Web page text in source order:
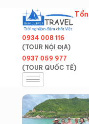
0934 008 116
(TOUR NỘI ĐỊA)
0937 059 977
(TOUR QUỐC TẾ)
Trang chủ/Tp.
NAM DU 3N3Đ